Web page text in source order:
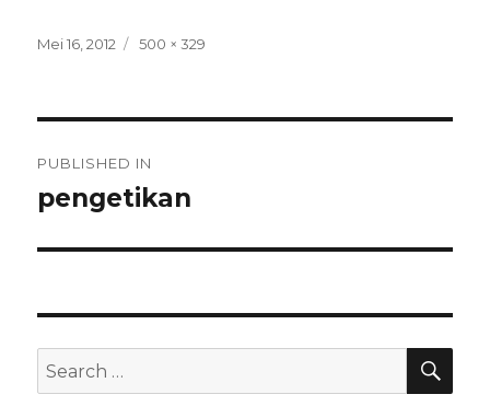
Posted
Mei 16, 2012
Full
500 × 329
pos
PUBLISHED IN
pengetikan
Search
for: